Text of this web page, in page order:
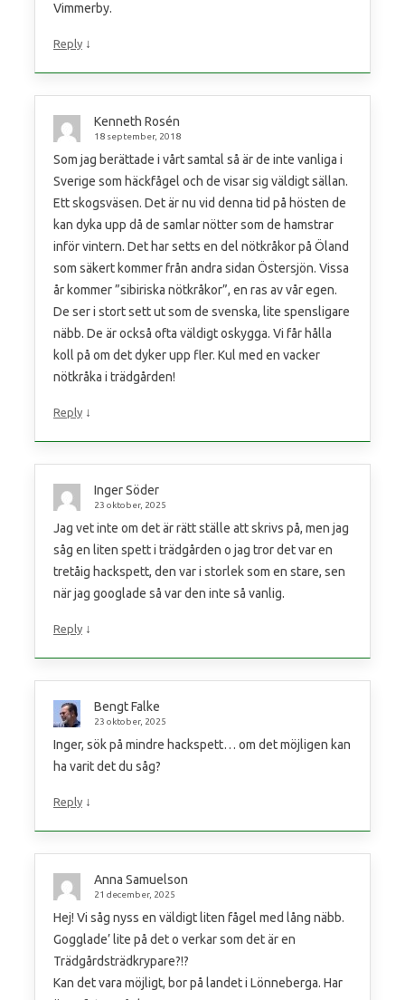
Vimmerby.
Reply ↓
Kenneth Rosén
18 september, 2018
Som jag berättade i vårt samtal så är de inte vanliga i
Sverige som häckfågel och de visar sig väldigt sällan.
Ett skogsväsen. Det är nu vid denna tid på hösten de
kan dyka upp då de samlar nötter som de hamstrar
inför vintern. Det har setts en del nötkråkor på Öland
som säkert kommer från andra sidan Östersjön. Vissa
år kommer ”sibiriska nötkråkor”, en ras av vår egen.
De ser i stort sett ut som de svenska, lite spensligare
näbb. De är också ofta väldigt oskygga. Vi får hålla
koll på om det dyker upp fler. Kul med en vacker
nötkråka i trädgården!
Reply ↓
Inger Söder
23 oktober, 2025
Jag vet inte om det är rätt ställe att skrivs på, men jag
såg en liten spett i trädgården o jag tror det var en
tretåig hackspett, den var i storlek som en stare, sen
när jag googlade så var den inte så vanlig.
Reply ↓
Bengt Falke
23 oktober, 2025
Inger, sök på mindre hackspett… om det möjligen kan
ha varit det du såg?
Reply ↓
Anna Samuelson
21 december, 2025
Hej! Vi såg nyss en väldigt liten fågel med lång näbb.
Gogglade’ lite på det o verkar som det är en
Trädgårdsträdkrypare?!?
Kan det vara möjligt, bor på landet i Lönneberga. Har